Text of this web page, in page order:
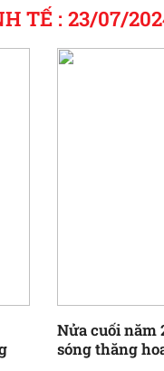
TẾ : 23/07/
Nửa cuối năm
sóng thăng